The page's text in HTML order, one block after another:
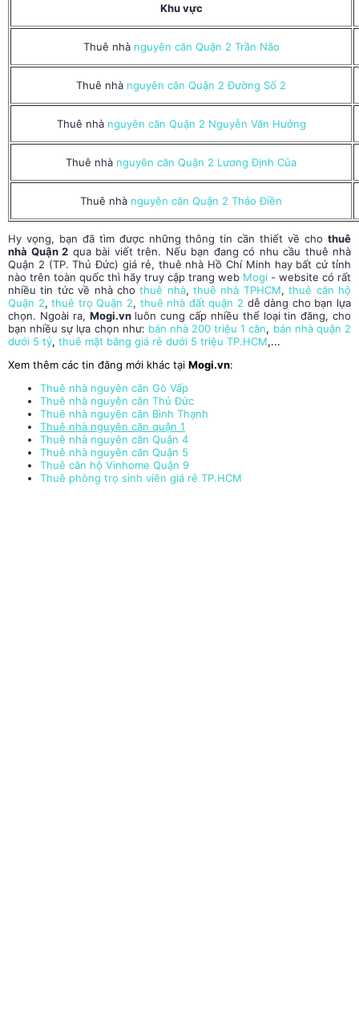
Khu vực
Thuê nhà nguyên căn Quận 2 Trần Não
Thuê nhà nguyên căn Quận 2 Đường Số 2
Thuê nhà nguyên căn Quận 2 Nguyễn Văn Hưởng
Thuê nhà nguyên căn Quận 2 Lương Định Của
Thuê nhà nguyên căn Quận 2 Thảo Điền
Hy vọng, bạn đã tìm được những thông tin cần thiết về cho thuê
nhà Quận 2 qua bài viết trên. Nếu bạn đang có nhu cầu thuê nhà
Quận 2 (TP. Thủ Đức) giá rẻ, thuê nhà Hồ Chí Minh hay bất cứ tỉnh
nào trên toàn quốc thì hãy truy cập trang web Mogi - website có rất
nhiều tin tức về nhà chothuê nhà,thuê nhà TPHCM,thuê căn hộ
Quận 2,thuê trọ Quận 2, thuê nhà đất quận 2 dễ dàng cho bạn lựa
chọn. Ngoài ra, Mogi.vnluôn cung cấp nhiều thể loại tin đăng, cho
bạn nhiều sự lựa chọn như: bán nhà 200 triệu 1 căn, bán nhà quận 2
dưới 5 tỷ, thuê mặt bằng giá rẻ dưới 5 triệu TP.HCM,...
Xem thêm các tin đăng mới khác tại Mogi.vn:
Thuê nhà nguyên căn Gò Vấp
Thuê nhà nguyên căn Thủ Đức
Thuê nhà nguyên căn Bình Thạnh
Thuê nhà nguyên căn quận 1
Thuê nhà nguyên căn Quận 4
Thuê nhà nguyên căn Quận 5
Thuê căn hộ Vinhome Quận 9
Thuê phòng trọ sinh viên giá rẻ TP.HCM